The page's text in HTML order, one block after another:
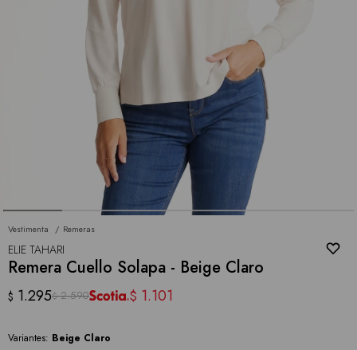
Vestimenta Remeras
ELIE TAHARI
Remera Cuello Solapa - Beige Claro
$ 1.295$ 2.590 $ 1.101
Variantes: Beige Claro